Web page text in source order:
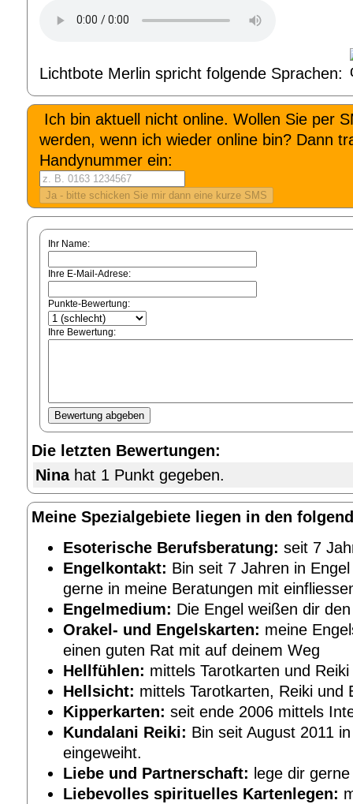
Lichtbote Merlin spricht folgende Sprachen:
Ich bin aktuell nicht online. Wollen Sie per
werden, wenn ich wieder online bin? Dann
Handynummer ein:
Ihr Name:
Ihre E-Mail-Adrese:
Punkte-Bewertung:
Ihre Bewertung:
Die letzten Bewertungen:
Ninahat 1 Punkt gegeben.
Meine Spezialgebiete liegen in den
Esoterische Berufsberatung: seit 7
Engelkontakt: Bin seit 7 Jahren in
gerne in meine Beratungen mit
Engelmedium: Die Engel weißen dir
Orakel- und Engelskarten: meine
einen guten Rat mit auf deinem Weg
Hellfühlen: mittels Tarotkarten und
Hellsicht: mittels Tarotkarten, Reiki und
Kipperkarten: seit ende 2006 mittels
Kundalani Reiki: Bin seit August 2011
eingeweiht.
Liebe und Partnerschaft: lege dir
Liebevolles spirituelles Kartenlegen: